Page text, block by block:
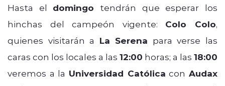
Hasta el domingo tendrán que esperar los
hinchas del campeón vigente: Colo Colo,
quienes visitarán a La Serena para verse las
caras con los locales a las 12:00 horas; a las 18:00
veremos a la Universidad Católica conAudax